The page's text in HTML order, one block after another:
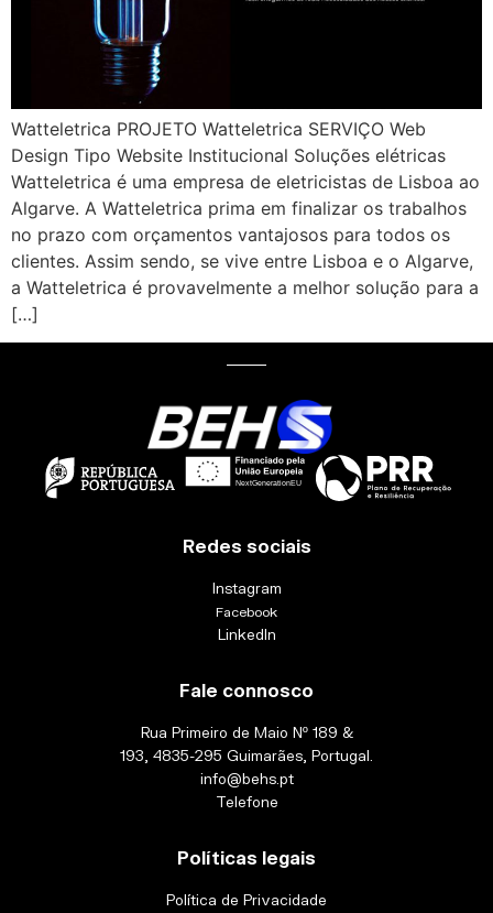
Watteletrica PROJETO Watteletrica SERVIÇO Web
Design Tipo Website Institucional Soluções elétricas
Watteletrica é uma empresa de eletricistas de Lisboa ao
Algarve. A Watteletrica prima em finalizar os trabalhos
no prazo com orçamentos vantajosos para todos os
clientes. Assim sendo, se vive entre Lisboa e o Algarve,
a Watteletrica é provavelmente a melhor solução para a
[…]
Redes sociais
Instagram
Facebook
LinkedIn
Fale connosco
Rua Primeiro de Maio Nº 189 &
193, 4835-295 Guimarães, Portugal.
info@behs.pt
Telefone
Políticas legais
Política de Privacidade